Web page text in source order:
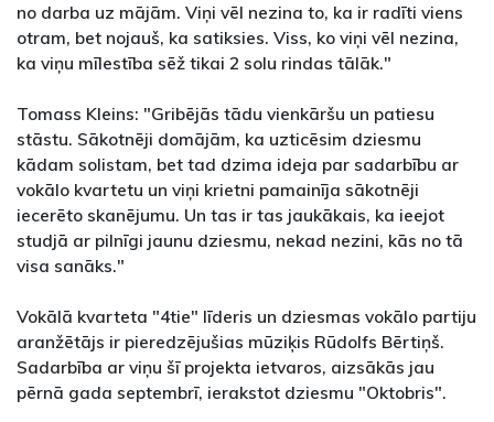
no darba uz mājām. Viņi vēl nezina to, ka ir radīti viens
otram, bet nojauš, ka satiksies. Viss, ko viņi vēl nezina,
ka viņu mīlestība sēž tikai 2 solu rindas tālāk."
Tomass Kleins: "Gribējās tādu vienkāršu un patiesu
stāstu. Sākotnēji domājām, ka uzticēsim dziesmu
kādam solistam, bet tad dzima ideja par sadarbību ar
vokālo kvartetu un viņi krietni pamainīja sākotnēji
iecerēto skanējumu. Un tas ir tas jaukākais, ka ieejot
studjā ar pilnīgi jaunu dziesmu, nekad nezini, kās no tā
visa sanāks."
Vokālā kvarteta "4tie" līderis un dziesmas vokālo partiju
aranžētājs ir pieredzējušias mūziķis Rūdolfs Bērtiņš.
Sadarbība ar viņu šī projekta ietvaros, aizsākās jau
pērnā gada septembrī, ierakstot dziesmu "Oktobris".